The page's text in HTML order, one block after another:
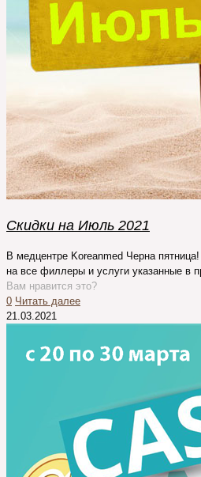
Скидки на Июль 2021
В медцентре Koreanmed Черна
на все филлеры и услуги указанные в
Вам нравится это?
0 Читать далее
21.03.2021